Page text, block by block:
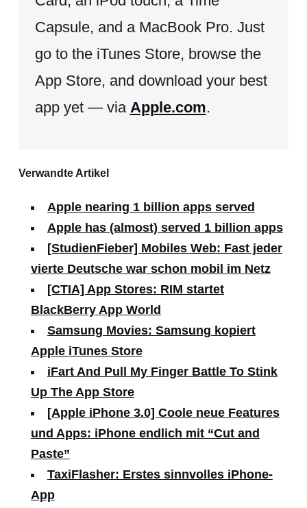
Capsule, and a MacBook Pro. Just
go to the iTunes Store, browse the
App Store, and download your best
app yet — via Apple.com.
Verwandte Artikel
Apple nearing 1 billion apps served
Apple has (almost) served 1 billion apps
[StudienFieber] Mobiles Web: Fast jeder
vierte Deutsche war schon mobil im Netz
[CTIA] App Stores: RIM startet
BlackBerry App World
Samsung Movies: Samsung kopiert
Apple iTunes Store
iFart And Pull My Finger Battle To Stink
Up The App Store
[Apple iPhone 3.0] Coole neue Features
und Apps: iPhone endlich mit “Cut and
Paste”
TaxiFlasher: Erstes sinnvolles iPhone-
App